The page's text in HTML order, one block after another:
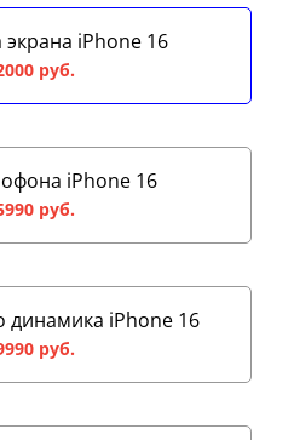
экрана iPhone 16
руб.
iPhone 16
руб.
динамика iPhone 16
руб.